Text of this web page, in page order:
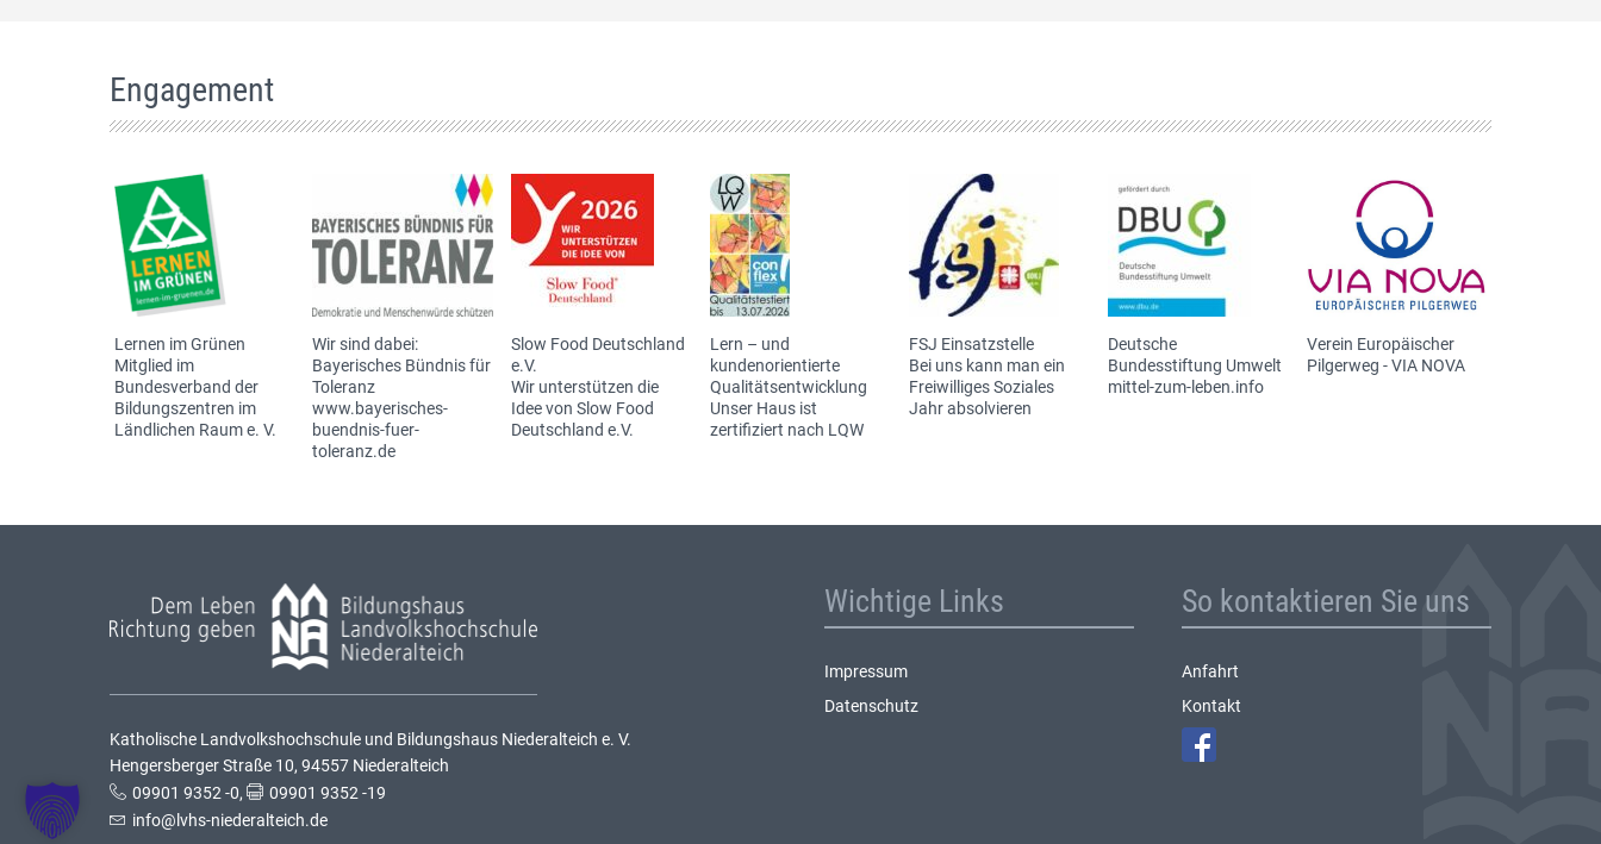
Engagement
Lernen im Grünen
Mitglied im
Bundesverband der
Bildungszentren im
Ländlichen Raum e. V.
Wir sind dabei:
Bayerisches Bündnis für
Toleranz
www.bayerisches-
buendnis-fuer-
toleranz.de
Slow Food Deutschland
e.V.
Wir unterstützen die
Idee von Slow Food
Deutschland e.V.
Lern – und
kundenorientierte
Qualitätsentwicklung
Unser Haus ist
zertifiziert nach LQW
FSJ Einsatzstelle
Bei uns kann man ein
Freiwilliges Soziales
Jahr absolvieren
Deutsche
Bundesstiftung Umwelt
mittel-zum-leben.info
Verein Europäischer
Pilgerweg - VIA NOVA
Katholische Landvolkshochschule und Bildungshaus Niederalteich e. V.
Hengersberger Straße 10, 94557 Niederalteich
09901 9352 -0,
09901 9352 -19
info@lvhs-niederalteich.de
Wichtige Links
Impressum
Datenschutz
So kontaktieren Sie uns
Anfahrt
Kontakt